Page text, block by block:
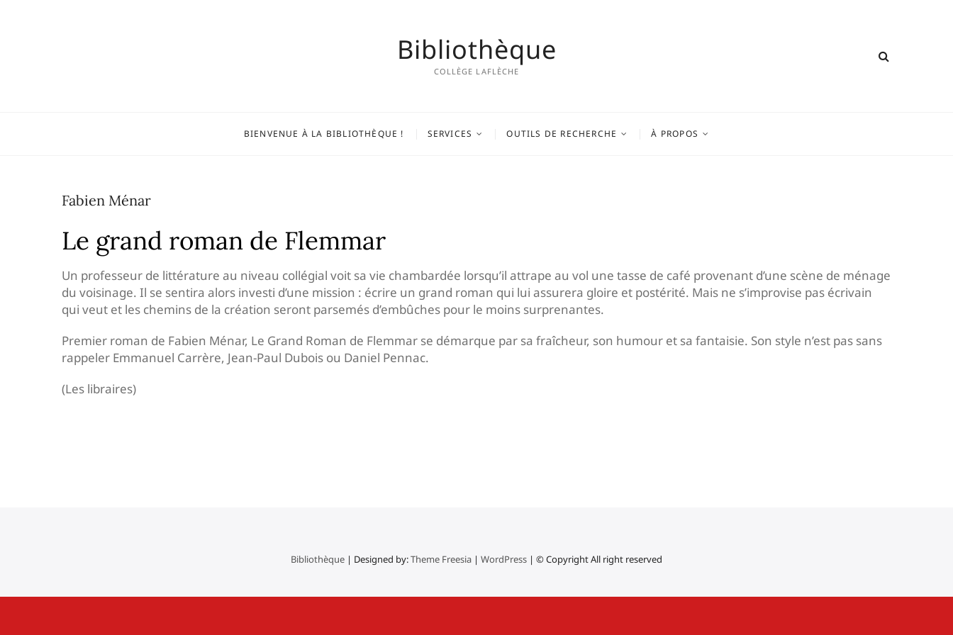
Bibliothèque
COLLÈGE LAFLÈCHE
BIENVENUE À LA BIBLIOTHÈQUE ! SERVICES OUTILS DE RECHERCHE À PROPOS
Fabien Ménar
Le grand roman de Flemmar
Un professeur de littérature au niveau collégial voit sa vie chambardée lorsqu’il attrape au vol une tasse de café provenant d’une scène de ménage
du voisinage. Il se sentira alors investi d’une mission : écrire un grand roman qui lui assurera gloire et postérité. Mais ne s’improvise pas écrivain
qui veut et les chemins de la création seront parsemés d’embûches pour le moins surprenantes.
Premier roman de Fabien Ménar, Le Grand Roman de Flemmar se démarque par sa fraîcheur, son humour et sa fantaisie. Son style n’est pas sans
rappeler Emmanuel Carrère, Jean-Paul Dubois ou Daniel Pennac.
(Les libraires)
Bibliothèque | Designed by:Theme Freesia | WordPress | © Copyright All right reserved